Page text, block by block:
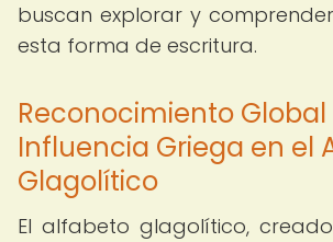
buscan explorar y
esta forma de escritura.
Reconocimiento Global
Influencia Griega en el
Glagolítico
El alfabeto glagolítico,